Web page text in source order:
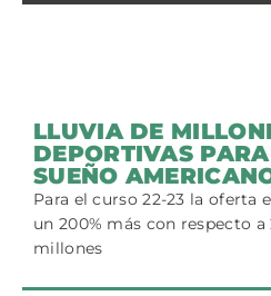
LLUVIA DE
DEPORTIVAS
SUEÑO
Para el curso 22-23 la oferta
un 200% más con respecto a
millones